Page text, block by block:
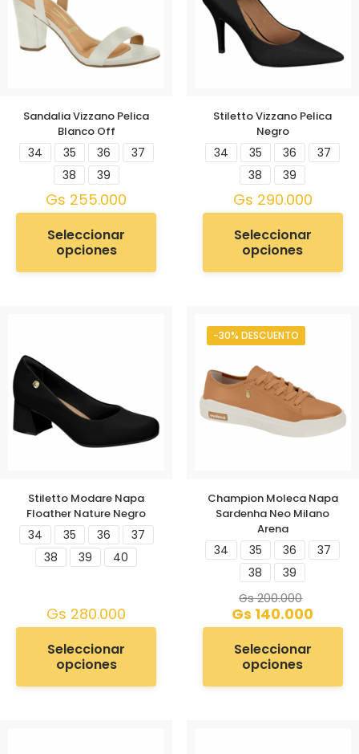
Sandalia Vizzano Pelica
Blanco Off
34 35 36
37
38
39
Gs 255.000
Seleccionar
opciones
Stiletto Vizzano Pelica
Negro
34 35 36
37
38
39
Gs 290.000
Seleccionar
opciones
Stiletto Modare Napa
Floather Nature Negro
34 35 36
37
38
39 40
Gs 280.000
Seleccionar
opciones
-30% DESCUENTO
Champion Moleca Napa
Sardenha Neo Milano
Arena
34 35 36
37
38
39
Gs200.000
Gs 140.000
Seleccionar
opciones